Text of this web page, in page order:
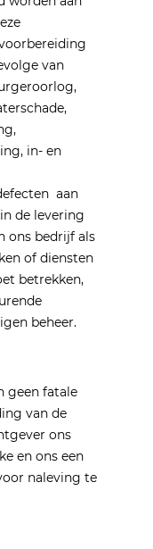
van
in- en
aan
de levering
ons bedrijf als
of diensten
betrekken,
beheer.
geen fatale
van de
ons
en ons een
naleving te